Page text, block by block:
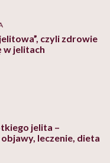
czyli zdrowie
w jelitach
jelita –
leczenie, dieta